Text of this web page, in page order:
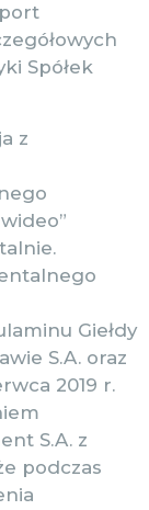
Spółek
z
Giełdy
S.A. oraz
2019 r.
S.A. z
podczas